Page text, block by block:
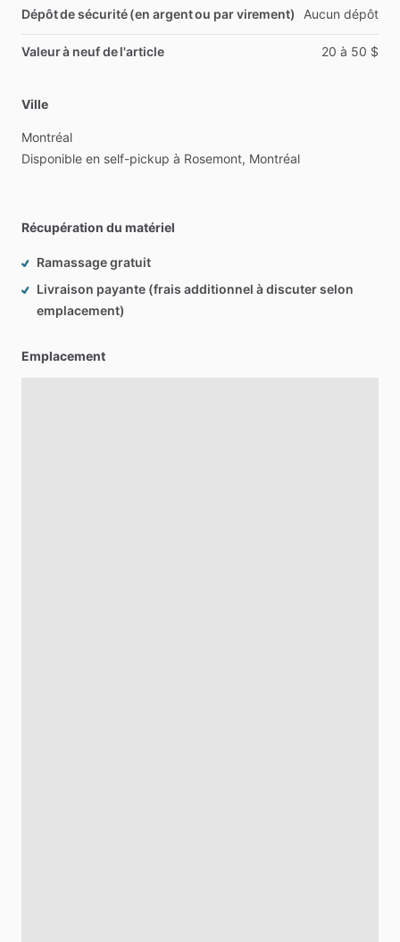
Dépôt de sécurité (en argent ou par virement) Aucun dépôt
Valeur à neuf de l'article 20 à 50 $
Ville
Montréal
Disponible en self-pickup à Rosemont, Montréal
Récupération du matériel
Ramassage gratuit
Livraison payante (frais additionnel à discuter selon
emplacement)
Emplacement